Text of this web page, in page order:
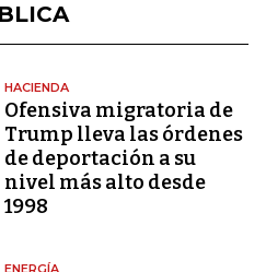
HACIENDA
Ofensiva migratoria de
Trump lleva las órdenes
de deportación a su
nivel más alto desde
1998
ENERGÍA